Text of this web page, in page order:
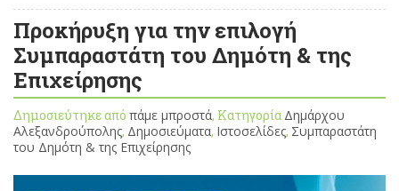
Προκήρυξη για την επιλογή
Συμπαραστάτη του Δημότη & της
Επιχείρησης
Δημοσιεύτηκε από πάμε μπροστά, Κατηγορία Δημάρχου
Αλεξανδρούπολης, Δημοσιεύματα, Ιστοσελίδες, Συμπαραστάτη
του Δημότη & της Επιχείρησης